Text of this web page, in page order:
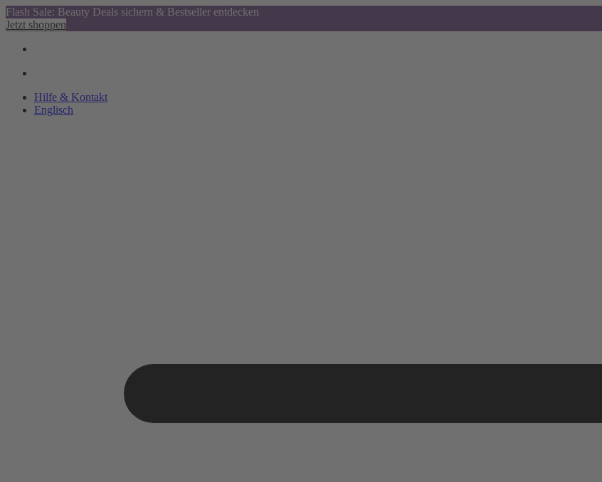
Flash Sale: Beauty Deals sichern & Bestseller entdecken
Jetzt shoppen
Hilfe & Kontakt
Englisch